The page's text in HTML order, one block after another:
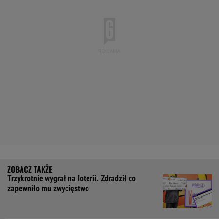
Trzykrotnie wygrał na loterii. Zdradził co
zapewniło mu zwycięstwo